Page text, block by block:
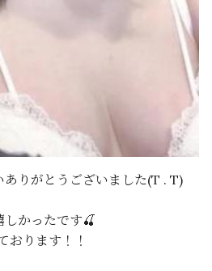
りがとうございました(T . T)
かったです🍒
おります！！